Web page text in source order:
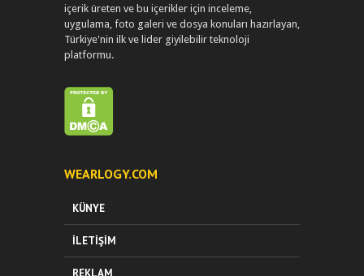
içerik üreten ve bu içerikler için inceleme,
uygulama, foto galeri ve dosya konuları hazırlayan,
Türkiye'nin ilk ve lider giyilebilir teknoloji
platformu.
WEARLOGY.COM
KÜNYE
İLETIŞIM
REKLAM